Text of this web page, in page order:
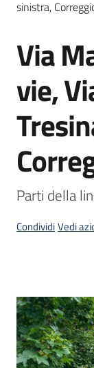
beni
Il
piano
Le
politiche
Come
fare
per
Bandi
sinistra,
Salta al contenuto
Via
vie,
Parti della
CondividiVedi